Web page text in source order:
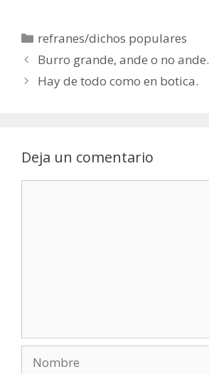
Categorías
refranes/dichos populares
Burro grande, ande o no ande.
Hay de todo como en botica.
Deja un comentario